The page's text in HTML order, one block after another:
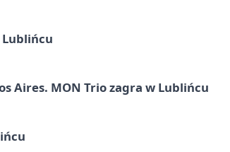
Aires. MON Trio zagra w Lublińcu